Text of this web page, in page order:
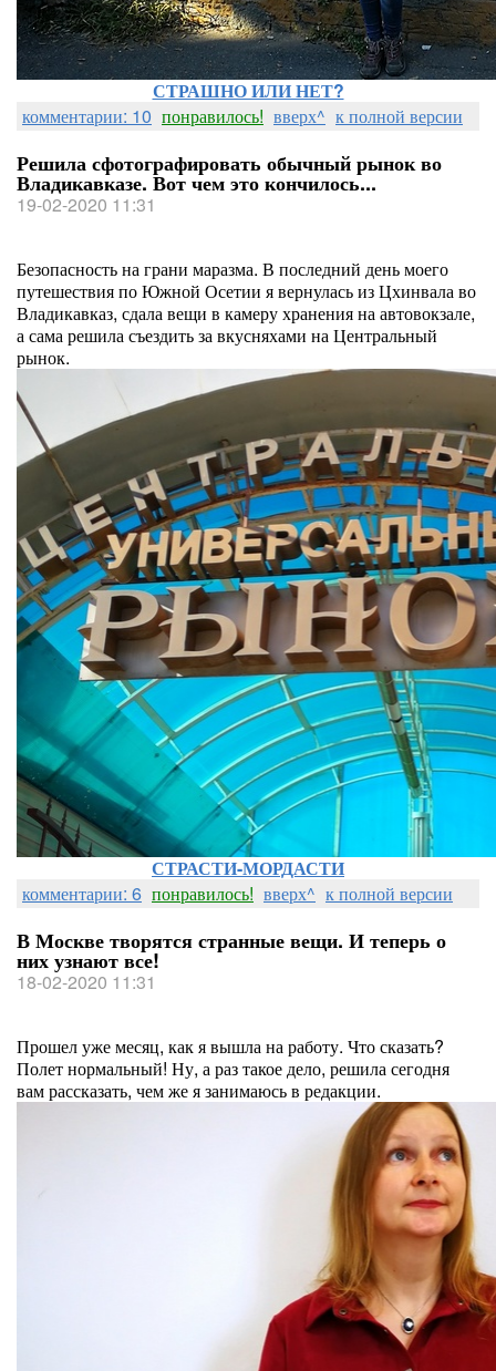
СТРАШНО ИЛИ НЕТ?
комментарии: 10 понравилось! вверх^ к полной версии
Решила сфотографировать обычный рынок во
Владикавказе. Вот чем это кончилось...
19-02-2020 11:31
Безопасность на грани маразма. В последний день моего
путешествия по Южной Осетии я вернулась из Цхинвала во
Владикавказ, сдала вещи в камеру хранения на автовокзале,
а сама решила съездить за вкусняхами на Центральный
рынок.
СТРАСТИ-МОРДАСТИ
комментарии: 6 понравилось! вверх^ к полной версии
В Москве творятся странные вещи. И теперь о
них узнают все!
18-02-2020 11:31
Прошел уже месяц, как я вышла на работу. Что сказать?
Полет нормальный! Ну, а раз такое дело, решила сегодня
вам рассказать, чем же я занимаюсь в редакции.